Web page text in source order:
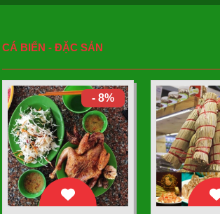
CÁ BIỂN - ĐẶC SẢN
- 8%